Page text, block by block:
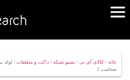
خانه/ کالای آی تی/ پسیو شبکه/ داکت و متعلقات
ضخامت 2